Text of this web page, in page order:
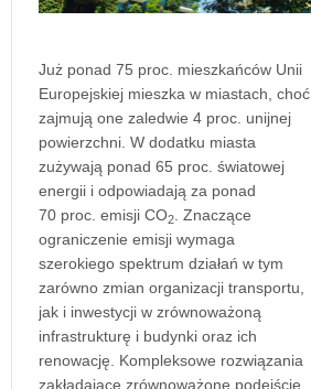
Już ponad 75 proc. mieszkańców Unii
Europejskiej mieszka w miastach, choć
zajmują one zaledwie 4 proc. unijnej
powierzchni. W dodatku miasta
zużywają ponad 65 proc. światowej
energii i odpowiadają za ponad
70 proc. emisji CO2
. Znaczące
ograniczenie emisji wymaga
szerokiego spektrum działań w tym
zarówno zmian organizacji transportu,
jak i inwestycji w zrównoważoną
infrastrukturę i budynki oraz ich
renowację. Kompleksowe rozwiązania
zakładające zrównoważone podejście